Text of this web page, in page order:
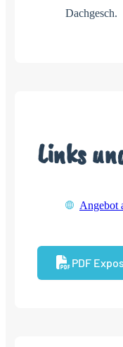
Dachgesch.
Links
Angebot
PDF